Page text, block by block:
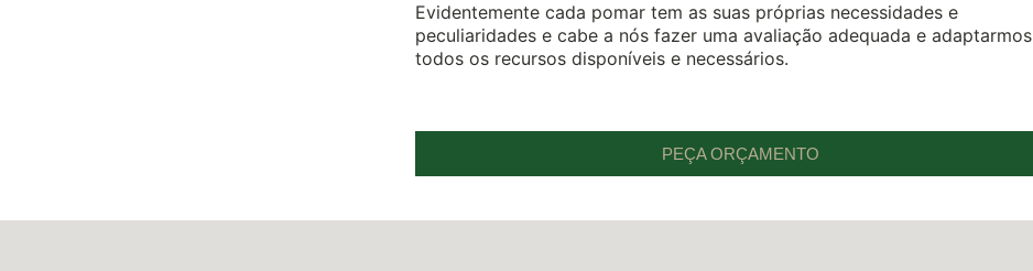
Evidentemente cada pomar tem as suas próprias necessidades e
peculiaridades e cabe a nós fazer uma avaliação adequada e adaptarmos
todos os recursos disponíveis e necessários.
PEÇA ORÇAMENTO